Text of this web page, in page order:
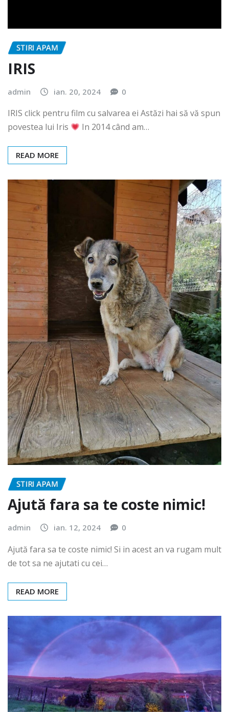
STIRI APAM
IRIS
admin ian. 20, 2024
IRIS click pentru film cu salvarea ei Astăzi hai să vă spun
povestea lui Iris
STIRI APAM
Ajută fara sa te coste nimic!
admin ian. 12, 2024 0
Ajută fara sa te coste nimic! Si in acest an va rugam mult
de tot sa ne ajutati cu cei…